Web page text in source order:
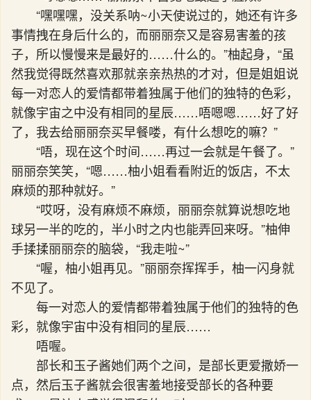
“嘿嘿嘿，没关系呐~小天使说过的，她还有许多
事情拽在身后什么的，而丽丽奈又是容易害羞的孩
子，所以慢慢来是最好的……什么的。”柚起身，“虽
然我觉得既然喜欢那就亲亲热热的才对，但是姐姐说
每一对恋人的爱情都带着独属于他们的独特的色彩，
就像宇宙之中没有相同的星辰……唔嗯嗯……好了好
了，我去给丽丽奈买早餐喽，有什么想吃的嘛？”
“唔，现在这个时间……再过一会就是午餐了。”
丽丽奈笑笑，“嗯……柚小姐看看附近的饭店，不太
麻烦的那种就好。”
“哎呀，没有麻烦不麻烦，丽丽奈就算说想吃地
球另一半的吃的，半小时之内也能弄回来呀。”柚伸
手揉揉丽丽奈的脑袋，“我走啦~”
“喔，柚小姐再见。”丽丽奈挥挥手，柚一闪身就
不见了。
每一对恋人的爱情都带着独属于他们的独特的色
彩，就像宇宙中没有相同的星辰……
唔喔。
部长和玉子酱她们两个之间，是部长更爱撒娇一
点，然后玉子酱就会很害羞地接受部长的各种要